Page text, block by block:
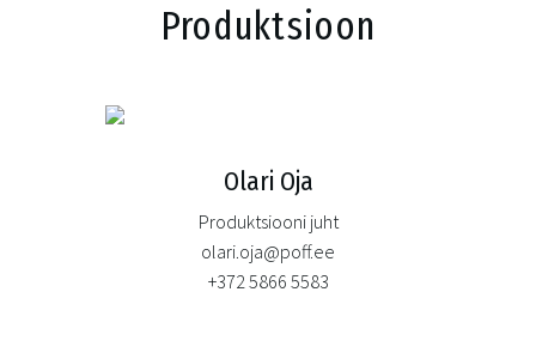
Produktsioon
Olari Oja
Produktsiooni juht
olari.oja@poff.ee
+372 5866 5583